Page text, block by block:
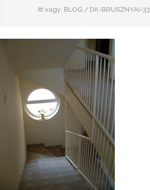
Itt vagy: BLOG / DK-BRUSZNYAI-33